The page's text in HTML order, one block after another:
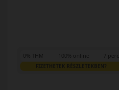
0% THM 100% online 7 perc
FIZETHETEK RÉSZLETEKBEN?